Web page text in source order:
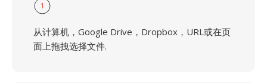
1
从计算机，Google Drive，Dropbox，URL或在页
面上拖拽选择文件.